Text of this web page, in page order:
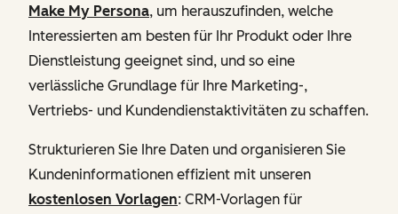
Make My Persona, um herauszufinden, welche
Interessierten am besten für Ihr Produkt oder Ihre
Dienstleistung geeignet sind, und so eine
verlässliche Grundlage für Ihre Marketing-,
Vertriebs- und Kundendienstaktivitäten zu schaffen.
Strukturieren Sie Ihre Daten und organisieren Sie
Kundeninformationen effizient mit unseren
kostenlosen Vorlagen: CRM-Vorlagen für